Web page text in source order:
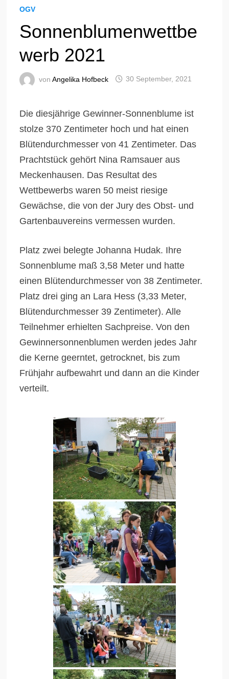
OGV
Sonnenblumenwettbe
werb 2021
vonAngelika Hofbeck 30 September, 2021
Die diesjährige Gewinner-Sonnenblume ist
stolze 370 Zentimeter hoch und hat einen
Blütendurchmesser von 41 Zentimeter. Das
Prachtstück gehört Nina Ramsauer aus
Meckenhausen. Das Resultat des
Wettbewerbs waren 50 meist riesige
Gewächse, die von der Jury des Obst- und
Gartenbauvereins vermessen wurden.
Platz zwei belegte Johanna Hudak. Ihre
Sonnenblume maß 3,58 Meter und hatte
einen Blütendurchmesser von 38 Zentimeter.
Platz drei ging an Lara Hess (3,33 Meter,
Blütendurchmesser 39 Zentimeter). Alle
Teilnehmer erhielten Sachpreise. Von den
Gewinnersonnenblumen werden jedes Jahr
die Kerne geerntet, getrocknet, bis zum
Frühjahr aufbewahrt und dann an die Kinder
verteilt.